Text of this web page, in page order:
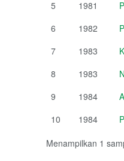
5
1981
6
1982
7
1983
8
1983
9
1984
10
1984
Menampilkan 1